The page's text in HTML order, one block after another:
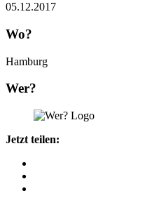
05.12.2017
Wo?
Hamburg
Wer?
Jetzt teilen: